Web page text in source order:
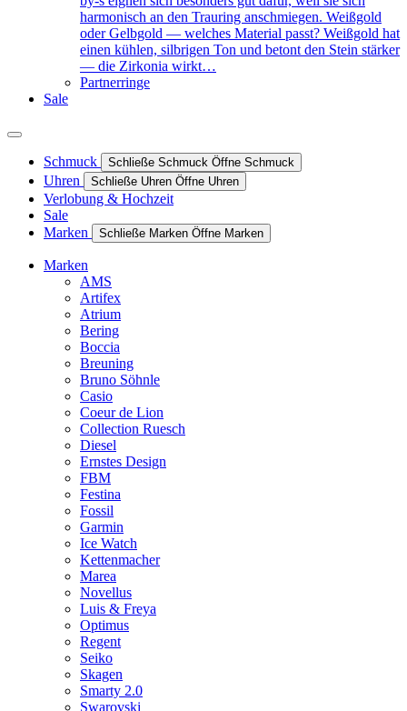
harmonisch an den Trauring anschmiegen. Weißgold
oder Gelbgold — welches Material passt? Weißgold hat
einen kühlen, silbrigen Ton und betont den Stein stärker
— die Zirkonia wirkt…
Partnerringe
Sale
Schmuck Schließe Schmuck Öffne Schmuck
Uhren Schließe Uhren Öffne Uhren
Verlobung & Hochzeit
Sale
Marken
Schließe Marken Öffne Marken
Marken
AMS
Artifex
Atrium
Bering
Boccia
Breuning
Bruno Söhnle
Casio
Coeur de Lion
Collection Ruesch
Diesel
Ernstes Design
FBM
Festina
Fossil
Garmin
Ice Watch
Kettenmacher
Marea
Novellus
Luis & Freya
Optimus
Regent
Seiko
Skagen
Smarty 2.0
Swarovski